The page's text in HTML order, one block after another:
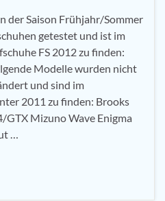
der Saison Frühjahr/Sommer
getestet und ist im
FS 2012 zu finden:
Modelle wurden nicht
und sind im
2011 zu finden: Brooks
Mizuno Wave Enigma
…